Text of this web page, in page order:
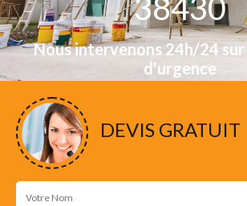
38430
Nous intervenons 24h/24
d'urgence
DEVIS GRATUIT